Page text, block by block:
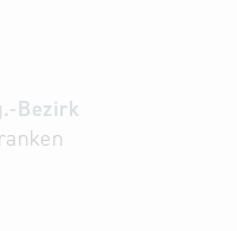
Bezirk